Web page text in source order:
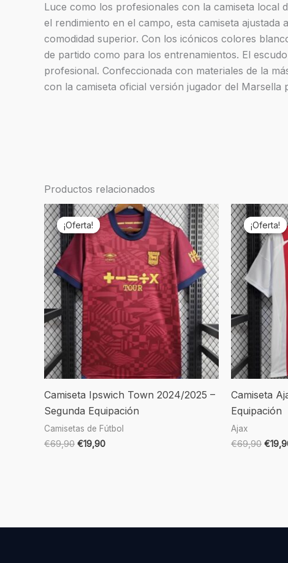
Luce como los profesionales con la camiseta local
el rendimiento en el campo, esta camiseta
comodidad superior. Con los icónicos colores
de partido como para los entrenamientos. El
profesional. Confeccionada con materiales de la
con la camiseta oficial versión jugador del Marsella
Productos relacionados
¡Oferta!
¡Oferta!
Camiseta Ipswich Town 2024/2025 –
Segunda Equipación
Camisetas de Fútbol
€69,90
El
precio
original
era:
€69,90.
€19,90
El
precio
actual
es:
€19,90.
¡Oferta!
¡Oferta!
Camiseta
Equipación
Ajax
€69,90
El
original
era:
€